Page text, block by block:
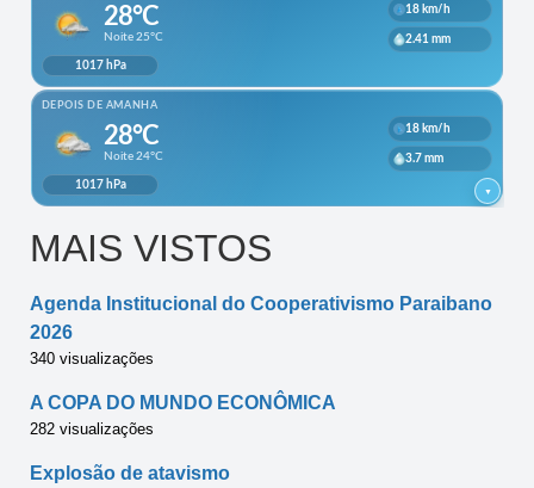
MAIS VISTOS
Agenda Institucional do Cooperativismo Paraibano
2026
340 visualizações
A COPA DO MUNDO ECONÔMICA
282 visualizações
Explosão de atavismo